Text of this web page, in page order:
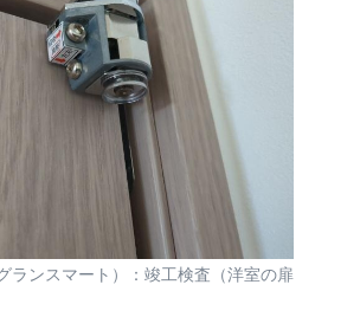
ランスマート）：竣工検査（洋室の扉